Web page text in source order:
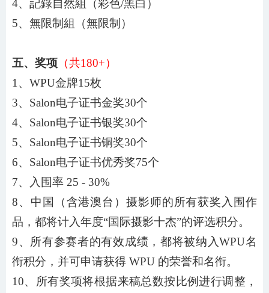
4、記錄自然組（彩色/黑白）
5、無限制組（無限制）
五、奖项 （共180+）
1 、 WPU金牌15枚
3、Salon电子证书金奖30个
4、Salon电子证书银奖30个
5、Salon电子证书铜奖30个
6、Salon电子证书优秀奖75个
7、入围率 25 - 30%
8、中国（含港澳台）摄影师的所有获奖入围作
品，都将计入年度“国际摄影十杰”的评选积分。
9、所有参赛者的有效成绩，都将被纳入WPU名
衔积分，并可申请获得 WPU 的荣誉和名衔。
10、所有奖项将根据来稿总数按比例进行调整，